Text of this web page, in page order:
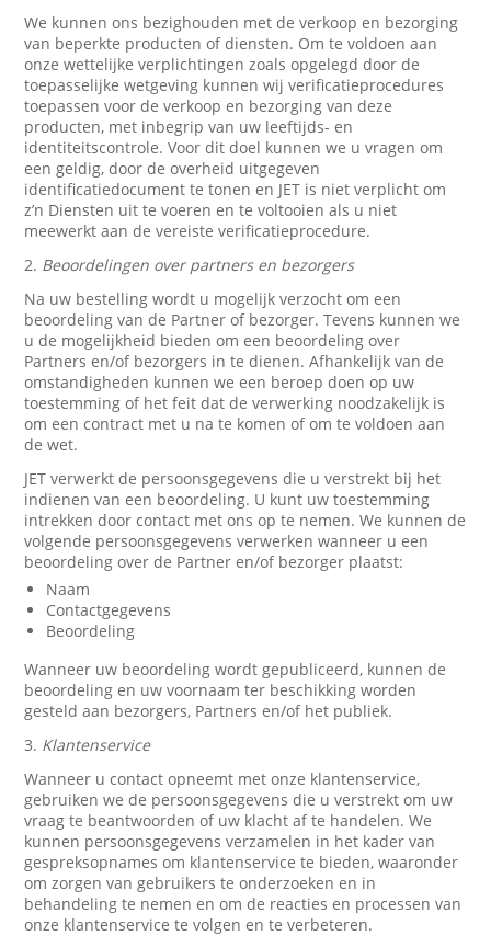
We kunnen ons bezighouden met de verkoop en bezorging
van beperkte producten of diensten. Om te voldoen aan
onze wettelijke verplichtingen zoals opgelegd door de
toepasselijke wetgeving kunnen wij verificatieprocedures
toepassen voor de verkoop en bezorging van deze
producten, met inbegrip van uw leeftijds- en
identiteitscontrole. Voor dit doel kunnen we u vragen om
een geldig, door de overheid uitgegeven
identificatiedocument te tonen en JET is niet verplicht om
z’n Diensten uit te voeren en te voltooien als u niet
meewerkt aan de vereiste verificatieprocedure.
2. Beoordelingen over partners en bezorgers
Na uw bestelling wordt u mogelijk verzocht om een
beoordeling van de Partner of bezorger. Tevens kunnen we
u de mogelijkheid bieden om een beoordeling over
Partners en/of bezorgers in te dienen. Afhankelijk van de
omstandigheden kunnen we een beroep doen op uw
toestemming of het feit dat de verwerking noodzakelijk is
om een contract met u na te komen of om te voldoen aan
de wet.
JET verwerkt de persoonsgegevens die u verstrekt bij het
indienen van een beoordeling. U kunt uw toestemming
intrekken door contact met ons op te nemen. We kunnen de
volgende persoonsgegevens verwerken wanneer u een
beoordeling over de Partner en/of bezorger plaatst:
Naam
Contactgegevens
Beoordeling
Wanneer uw beoordeling wordt gepubliceerd, kunnen de
beoordeling en uw voornaam ter beschikking worden
gesteld aan bezorgers, Partners en/of het publiek.
3. Klantenservice
Wanneer u contact opneemt met onze klantenservice,
gebruiken we de persoonsgegevens die u verstrekt om uw
vraag te beantwoorden of uw klacht af te handelen. We
kunnen persoonsgegevens verzamelen in het kader van
gespreksopnames om klantenservice te bieden, waaronder
om zorgen van gebruikers te onderzoeken en in
behandeling te nemen en om de reacties en processen van
onze klantenservice te volgen en te verbeteren.